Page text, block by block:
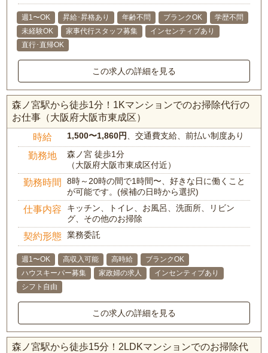
週1〜OK 昇給･昇格あり 年齢不問 ブランクOK
学歴不問
未経験OK
家事代行スタッフ募集
インセンティブあり
直行･直帰OK
この求人の詳細を見る
森ノ宮駅から徒歩1分！1Kマンションでのお掃除代行の
お仕事（大阪府大阪市東成区）
時給 1,500〜1,860円 、交通費支給、前払い制度あり
勤務地
森ノ宮 徒歩1分
（大阪府大阪市東成区付近）
勤務時間
8時～20時の間で1時間〜、好きな日に働くこと
が可能です。(候補の日時から選択)
仕事内容
キッチン、トイレ、お風呂、洗面所、リビン
グ、その他のお掃除
契約形態 業務委託
週1〜OK 高収入可能 高時給
ブランクOK
ハウスキーパー募集
家政婦の求人
インセンティブあり
シフト自由
この求人の詳細を見る
森ノ宮駅から徒歩15分！2LDKマンションでのお掃除代